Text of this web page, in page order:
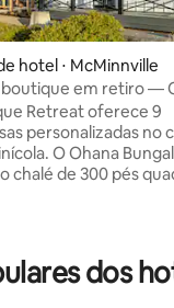
hotel ⋅ McMinnville
boutique em retiro —
Retreat oferece 9
personalizadas no
Bungalow é um
chalé de 300 pés
casa de campo tem
teto arqueado
dos